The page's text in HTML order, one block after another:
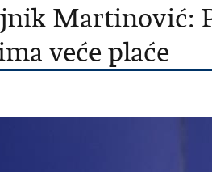
Martinović:
veće plaće